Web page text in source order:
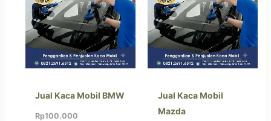
Jual Kaca Mobil BMW
Rp100.000
Jual Kaca Mobil
Mazda